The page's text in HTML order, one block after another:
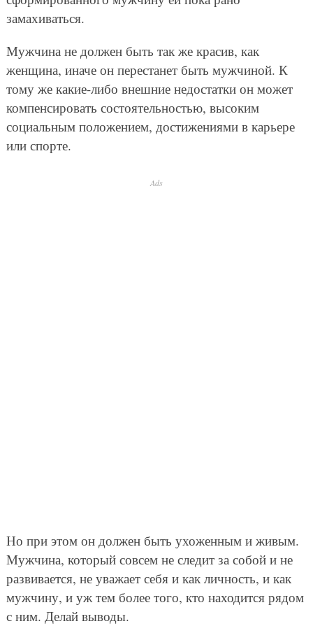
замахиваться.
Мужчина не должен быть так же красив, как
женщина, иначе он перестанет быть мужчиной. К
тому же какие-либо внешние недостатки он может
компенсировать состоятельностью, высоким
социальным положением, достижениями в карьере
или спорте.
Ads
Но при этом он должен быть ухоженным и живым.
Мужчина, который совсем не следит за собой и не
развивается, не уважает себя и как личность, и как
мужчину, и уж тем более того, кто находится рядом
с ним. Делай выводы.